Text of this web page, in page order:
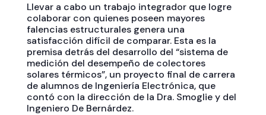
Llevar a cabo un trabajo integrador que logre
colaborar con quienes poseen mayores
falencias estructurales genera una
satisfacción difícil de comparar. Esta es la
premisa detrás del desarrollo del “sistema de
medición del desempeño de colectores
solares térmicos”, un proyecto final de carrera
de alumnos de Ingeniería Electrónica, que
contó con la dirección de la Dra. Smoglie y del
Ingeniero De Bernárdez.